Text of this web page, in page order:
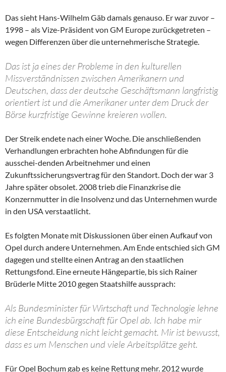
Das sieht Hans-Wilhelm Gäb damals genauso. Er war zuvor –
1998 – als Vize-Präsident von GM Europe zurückgetreten –
wegen Differenzen über die unternehmerische Strategie.
Das ist ja eines der Probleme in den kulturellen
Missverständnissen zwischen Amerikanern und
Deutschen, dass der deutsche Geschäftsmann langfristig
orientiert ist und die Amerikaner unter dem Druck der
Börse kurzfristige Gewinne kreieren wollen.
Der Streik endete nach einer Woche. Die anschließenden
Verhandlungen erbrachten hohe Abfindungen für die
ausschei-denden Arbeitnehmer und einen
Zukunftssicherungsvertrag für den Standort. Doch der war 3
Jahre später obsolet. 2008 trieb die Finanzkrise die
Konzernmutter in die Insolvenz und das Unternehmen wurde
in den USA verstaatlicht.
Es folgten Monate mit Diskussionen über einen Aufkauf von
Opel durch andere Unternehmen. Am Ende entschied sich GM
dagegen und stellte einen Antrag an den staatlichen
Rettungsfond. Eine erneute Hängepartie, bis sich Rainer
Brüderle Mitte 2010 gegen Staatshilfe aussprach:
Als Bundesminister für Wirtschaft und Technologie lehne
ich eine Bundesbürgschaft für Opel ab. Ich habe mir
diese Entscheidung nicht leicht gemacht. Mir ist bewusst,
dass es um Menschen und viele Arbeitsplätze geht.
Für Opel Bochum gab es keine Rettung mehr. 2012 wurde